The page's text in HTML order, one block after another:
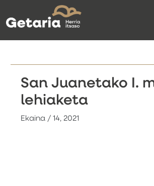
San Juanetako I.
lehiaketa
Ekaina / 14, 2021